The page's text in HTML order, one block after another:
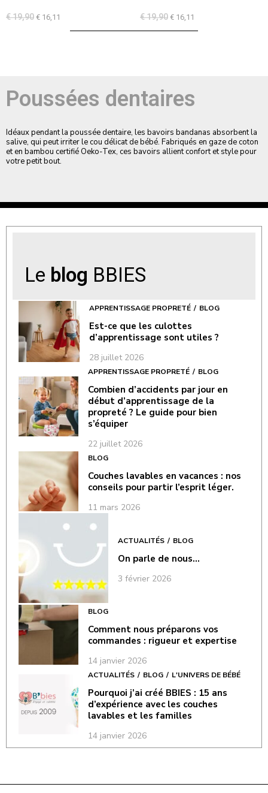
€19,90 € 16,11 €19,90 € 16,11
Poussées dentaires
Idéaux pendant la poussée dentaire, les bavoirs bandanas absorbent la
salive, qui peut irriter le cou délicat de bébé. Fabriqués en gaze de coton
et en bambou certifié Oeko-Tex, ces bavoirs allient confort et style pour
votre petit bout.
Le blog BBIES
APPRENTISSAGE PROPRETÉ BLOG
Est-ce que les culottes
d’apprentissage sont utiles ?
28 juillet 2026
APPRENTISSAGE PROPRETÉ BLOG
Combien d’accidents par jour en
début d’apprentissage de la
propreté ? Le guide pour bien
s’équiper
22 juillet 2026
BLOG
Couches lavables en vacances : nos
conseils pour partir l’esprit léger.
11 mars 2026
ACTUALITÉS BLOG
On parle de nous…
3 février 2026
BLOG
Comment nous préparons vos
commandes : rigueur et expertise
14 janvier 2026
ACTUALITÉS BLOG L'UNIVERS DE BÉBÉ
Pourquoi j’ai créé BBIES : 15 ans
d’expérience avec les couches
lavables et les familles
14 janvier 2026